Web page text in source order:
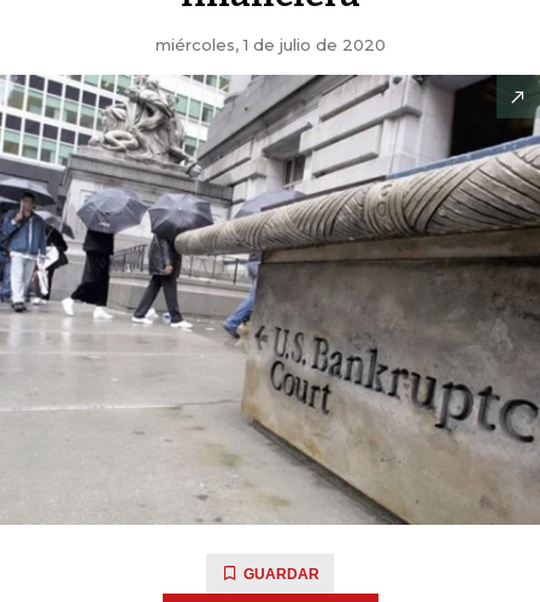
miércoles, 1 de julio de 2020
GUARDAR